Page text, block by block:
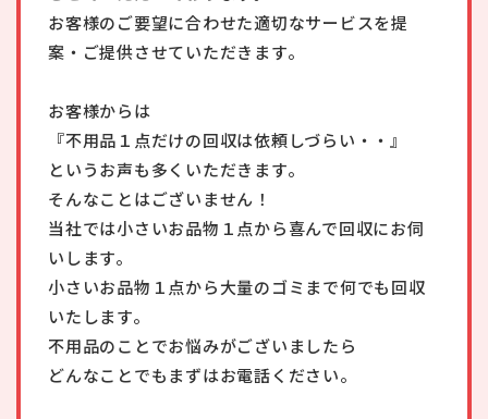
お客様のご要望に合わせた適切なサービスを提
案・ご提供させていただきます。
お客様からは
『不用品１点だけの回収は依頼しづらい・・』
というお声も多くいただきます。
そんなことはございません！
当社では小さいお品物１点から喜んで回収にお伺
いします。
小さいお品物１点から大量のゴミまで何でも回収
いたします。
不用品のことでお悩みがございましたら
どんなことでもまずはお電話ください。